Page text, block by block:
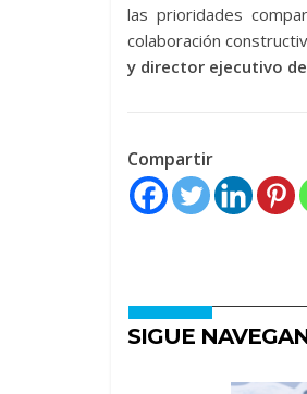
las prioridades
colaboración
y director ejecutivo de
Compartir
SIGUE